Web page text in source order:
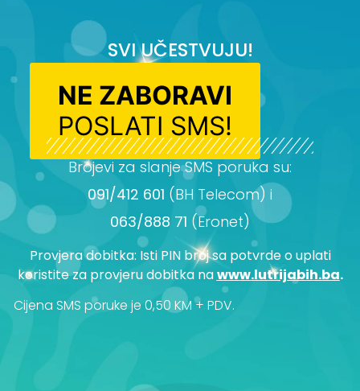
SVI UČESTVUJU!
NE ZABORAVI
POSLATI SMS!
Brojevi za slanje SMS poruka su:
091/412 601 (BH Telecom) i
063/888 71 (Eronet)
Provjera dobitka: Isti PIN broj sa potvrde o uplati
koristite za provjeru dobitka nawww.lutrijabih.ba.
Cijena SMS poruke je 0,50 KM + PDV.